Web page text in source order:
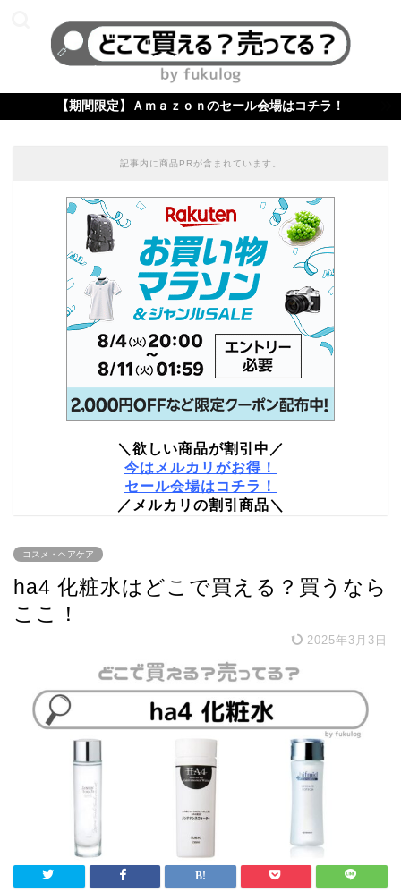
【期間限定】Ａｍａｚｏｎのセール会場はコチラ！
記事内に商品PRが含まれています。
＼欲しい商品が割引中／
今はメルカリがお得！
セール会場はコチラ！
／メルカリの割引商品＼
コスメ・ヘアケア
ha4 化粧水はどこで買える？買うなら
ここ！
2025年3月3日